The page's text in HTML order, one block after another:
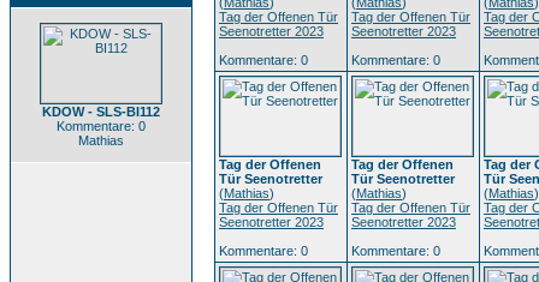
KDOW - SLS-BI112
Kommentare: 0
Mathias
Tag der Offenen Tür
Seenotretter 2023
Kommentare: 0
Tag der Offenen Tür
Seenotretter 2023
Kommentare: 0
Tag der
Tag der Offenen
Tür Seenotretter
(Mathias)
Tag der Offenen Tür
Seenotretter 2023
Kommentare: 0
Tag der Offenen
Tür Seenotretter
(Mathias)
Tag der Offenen Tür
Seenotretter 2023
Kommentare: 0
Tag der
Tür
(Mathias)
Tag der